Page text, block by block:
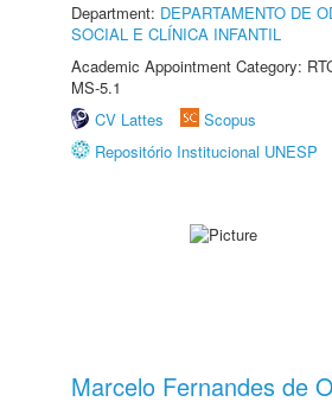
Department: DEPARTAMENTO DE
SOCIAL E CLÍNICA INFANTIL
Academic Appointment Category:
MS-5.1
CV Lattes
Scopus
Repositório Institucional UNESP
Marcelo Fernandes de